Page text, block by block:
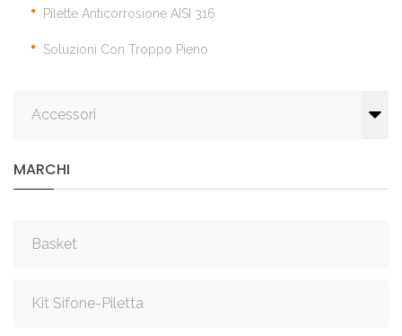
Pilette Anticorrosione AISI 316
Soluzioni Con Troppo Pieno
Accessori
MARCHI
Basket
Kit Sifone-Piletta